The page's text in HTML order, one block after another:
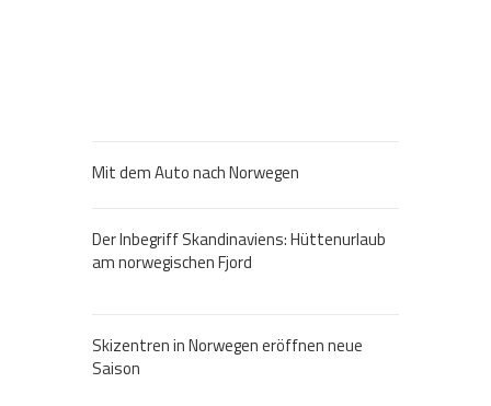
Mit dem Auto nach Norwegen
Der Inbegriff Skandinaviens: Hüttenurlaub
am norwegischen Fjord
Skizentren in Norwegen eröffnen neue
Saison